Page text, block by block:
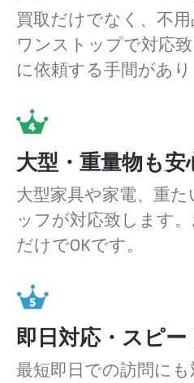
買取だけでなく、不
ワンストップで対応
に依頼する手間があり
大型・重量物も安
大型家具や家電、重
ッフが対応致します
だけでOKです。
即日対応・スピ
最短即日での訪問に